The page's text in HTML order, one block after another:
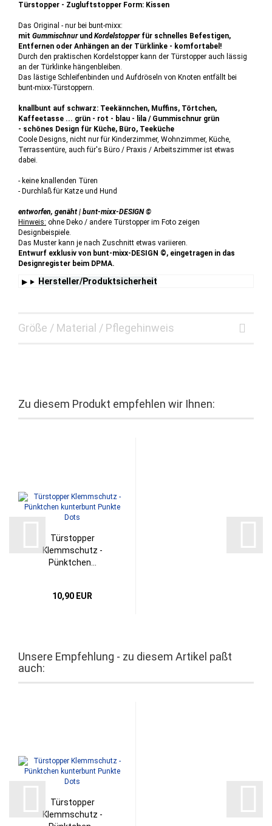
Türstopper - Zugluftstopper Form: Kissen
Das Original - nur bei bunt-mixx:
mit Gummischnurund Kordelstopperfür schnelles Befestigen,
Entfernen oder Anhängen an der Türklinke - komfortabel!
Durch den praktischen Kordelstopper kann der Türstopper auch lässig
an der Türklinke hängenbleiben.
Das lästige Schleifenbinden und Aufdröseln von Knoten entfällt bei
bunt-mixx-Türstoppern.
knallbunt auf schwarz: Teekännchen, Muffins, Törtchen,
Kaffeetasse ... grün - rot - blau - lila / Gummischnur grün
- schönes Design für Küche, Büro, Teeküche
Coole Designs, nicht nur für Kinderzimmer, Wohnzimmer, Küche,
Terrassentüre, auch für's Büro / Praxis / Arbeitszimmer ist etwas
dabei.
- keine knallenden Türen
- Durchlaß für Katze und Hund
entworfen, genäht | bunt-mixx-DESIGN ©
Hinweis: ohne Deko / andere Türstopper im Foto zeigen
Designbeispiele.
Das Muster kann je nach Zuschnitt etwas variieren.
Entwurf exklusiv von bunt-mixx-DESIGN ©, eingetragen in das
Designregister beim DPMA.
Hersteller/Produktsicherheit
Größe / Material / Pflegehinweis
Zu diesem Produkt empfehlen wir Ihnen:
Türstopper
Klemmschutz -
Pünktchen...
10,90 EUR
Unsere Empfehlung - zu diesem Artikel paßt
auch:
Türstopper
Klemmschutz -